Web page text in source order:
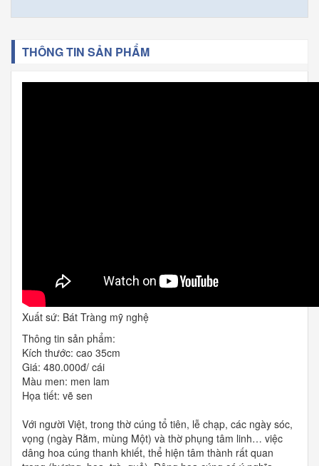
THÔNG TIN SẢN PHẨM
Xuất sứ: Bát Tràng mỹ nghệ
Thông tin sản phẩm:
Kích thước: cao 35cm
Giá: 480.000đ/ cái
Màu men: men lam
Họa tiết: vẽ sen
Với người Việt, trong thờ cúng tổ tiên, lễ chạp, các ngày sóc,
vọng (ngày Rằm, mùng Một) và thờ phụng tâm linh… việc
dâng hoa cúng thanh khiết, thể hiện tâm thành rất quan